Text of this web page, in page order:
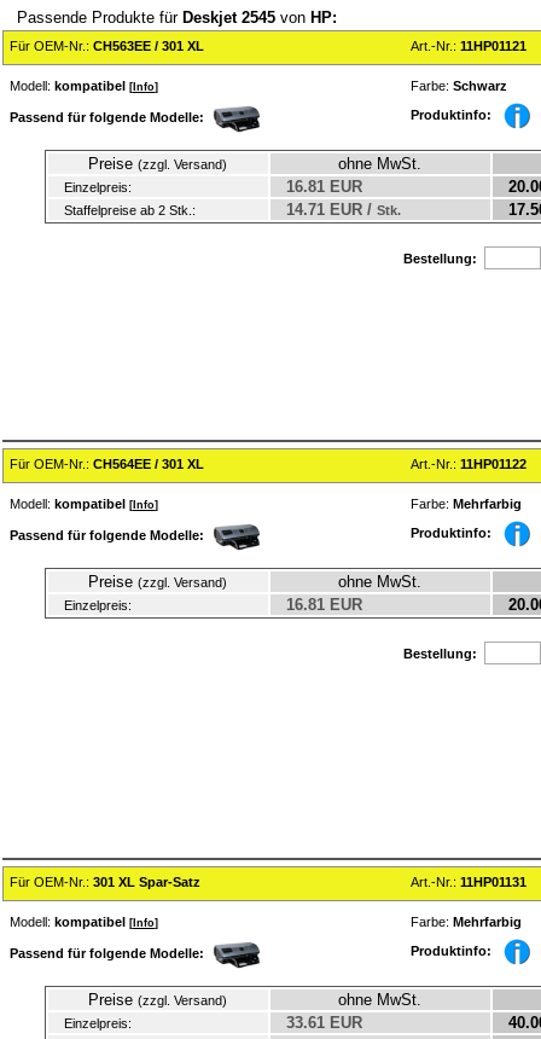
Passende Produkte für Deskjet 2545 von HP:
Für OEM-Nr.: CH563EE / 301 XL Art.-Nr.: 11HP01121
Modell: kompatibel [ Info] Farbe: Schwarz
Passend für folgende Modelle: Produktinfo:
Preise (zzgl. Versand) ohne MwSt.
Einzelpreis: 16.81 EUR
Staffelpreise ab 2 Stk.: 14.71 EUR / Stk.
Bestellung:
Für OEM-Nr.: CH564EE / 301 XL Art.-Nr.: 11HP01122
Modell: kompatibel [ Info] Farbe: Mehrfarbig
Passend für folgende Modelle: Produktinfo:
Preise (zzgl. Versand) ohne MwSt.
Einzelpreis: 16.81 EUR
Bestellung:
Für OEM-Nr.: 301 XL Spar-Satz Art.-Nr.: 11HP01131
Modell: kompatibel [ Info] Farbe: Mehrfarbig
Passend für folgende Modelle: Produktinfo:
Preise (zzgl. Versand) ohne MwSt.
Einzelpreis: 33.61 EUR